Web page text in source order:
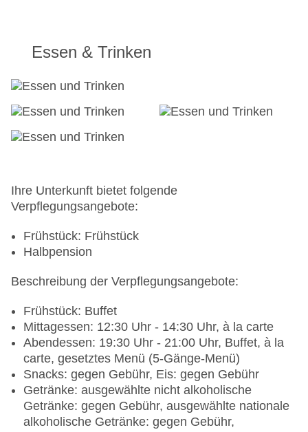
Nutzung ca. 8 EUR, bei All Inclusive inklusive
Gebäudeanzahl: 3, Zimmer: 45
Landeskategorie: 4 Sterne
Essen & Trinken
Ihre Unterkunft bietet folgende
Verpflegungsangebote:
Frühstück: Frühstück
Halbpension
Beschreibung der Verpflegungsangebote:
Frühstück: Buffet
Mittagessen: 12:30 Uhr - 14:30 Uhr, à la carte
Abendessen: 19:30 Uhr - 21:00 Uhr, Buffet, à la
carte, gesetztes Menü (5-Gänge-Menü)
Snacks: gegen Gebühr, Eis: gegen Gebühr
Getränke: ausgewählte nicht alkoholische
Getränke: gegen Gebühr, ausgewählte nationale
alkoholische Getränke: gegen Gebühr,